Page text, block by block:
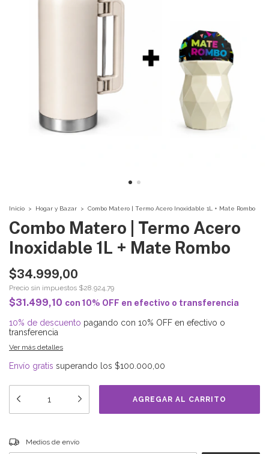
Inicio > Hogar y Bazar > Combo Matero | Termo Acero Inoxidable 1L + Mate Rombo
Combo Matero | Termo Acero
Inoxidable 1L + Mate Rombo
$34.999,00
Precio sin impuestos $28.924,79
$31.499,10 con 10% OFF en efectivo o transferencia
10% de descuento pagando con 10% OFF en efectivo o
transferencia
Ver más detalles
Envío gratis superando los $100.000,00
Entregas para el CP:
Medios de envío